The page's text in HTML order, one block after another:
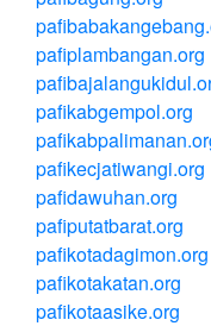
pafiplambangan.org
pafikabgempol.org
pafikecjatiwangi.org
pafidawuhan.org
pafiputatbarat.org
pafikotadagimon.org
pafikotakatan.org
pafikotaasike.org